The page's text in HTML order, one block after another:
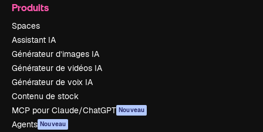
Produits
Spaces
Assistant IA
Générateur d’images IA
Générateur de vidéos IA
Générateur de voix IA
Contenu de stock
MCP pour Claude/ChatGPT Nouveau
Agents Nouveau